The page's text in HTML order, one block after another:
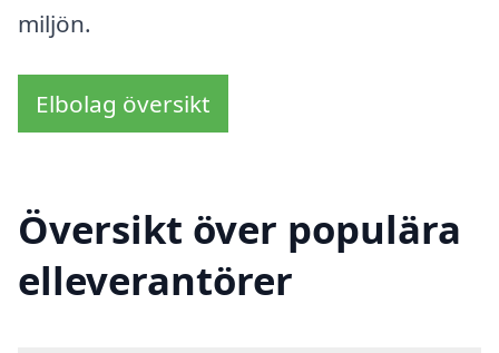
miljön.
Elbolag översikt
Översikt över populära
elleverantörer